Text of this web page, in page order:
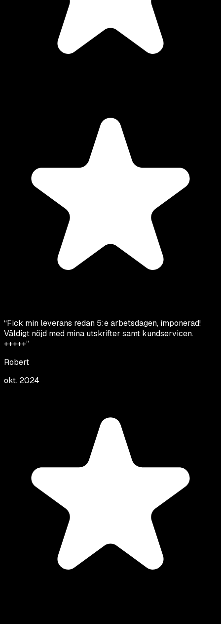
“Fick min leverans redan 5:e arbetsdagen, imponerad!
Väldigt nöjd med mina utskrifter samt kundservicen.
+++++”
Robert
okt. 2024